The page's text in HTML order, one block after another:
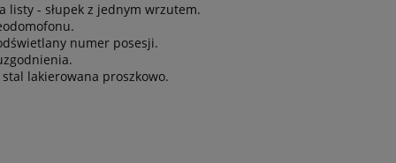
listy - słupek z jednym wrzutem.
numer posesji.
lakierowana proszkowo.